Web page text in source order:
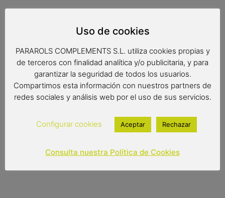
furiosos de la pantalla en un paraguas práctico y original.
Radio: 50 cm.
Diámetro: 89 cm.
Largo: 24 cm.
Out of stock
Uso de cookies
PARAROLS COMPLEMENTS S.L. utiliza cookies propias y
de terceros con finalidad analítica y/o publicitaria, y para
garantizar la seguridad de todos los usuarios.
Compartimos esta información con nuestros partners de
redes sociales y análisis web por el uso de sus servicios.
Configurar cookies Aceptar Rechazar
Consulta nuestra Política de Cookies